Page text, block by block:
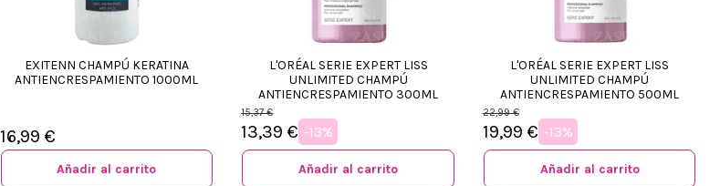
EXITENN CHAMPÚ KERATINA
ANTIENCRESPAMIENTO 1000ML
16,99 €
Añadir al carrito
L'ORÉAL SERIE EXPERT LISS
UNLIMITED CHAMPÚ
ANTIENCRESPAMIENTO 300ML
15,37 €
13,39 € -13%
Añadir al carrito
L'ORÉAL SERIE EXPERT LISS
UNLIMITED CHAMPÚ
ANTIENCRESPAMIENTO 500ML
22,99 €
19,99 € -13%
Añadir al carrito